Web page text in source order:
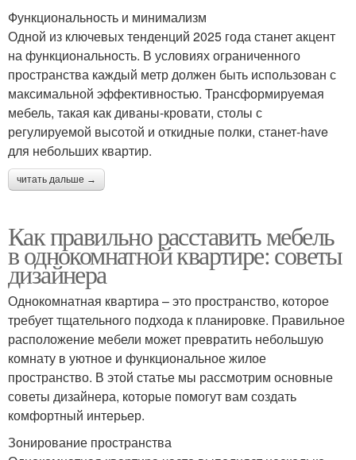
Функциональность и минимализм
Одной из ключевых тенденций 2025 года станет акцент
на функциональность. В условиях ограниченного
пространства каждый метр должен быть использован с
максимальной эффективностью. Трансформируемая
мебель, такая как диваны-кровати, столы с
регулируемой высотой и откидные полки, станет-have
для небольших квартир.
читать дальше →
Как правильно расставить мебель
в однокомнатной квартире: советы
дизайнера
Однокомнатная квартира – это пространство, которое
требует тщательного подхода к планировке. Правильное
расположение мебели может превратить небольшую
комнату в уютное и функциональное жилое
пространство. В этой статье мы рассмотрим основные
советы дизайнера, которые помогут вам создать
комфортный интерьер.
Зонирование пространства